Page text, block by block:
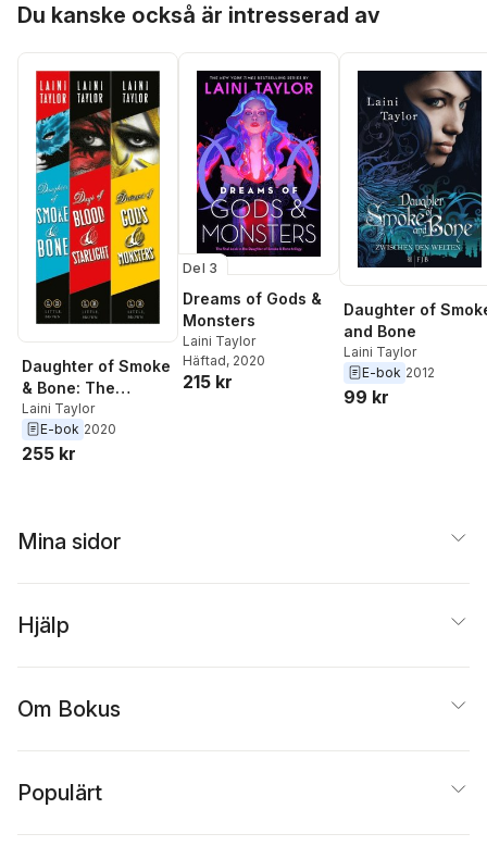
Du kanske också är intresserad av
Daughter of Smoke
& Bone: The
Complete Gift Set
Laini Taylor
E-bok 2020
255 kr
Del 3
Dreams of Gods &
Monsters
Laini Taylor
Häftad, 2020
215 kr
Daughter of
and Bone
Laini Taylor
E-bok 2012
99 kr
Mina sidor
Hjälp
Om Bokus
Populärt